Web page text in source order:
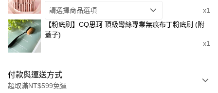
請選擇商品選項
x1
【粉底刷】CQ思珂 頂級彎絲專業無痕布丁粉底刷 (附
蓋子)
x1
付款與運送方式
超取滿NT$599免運